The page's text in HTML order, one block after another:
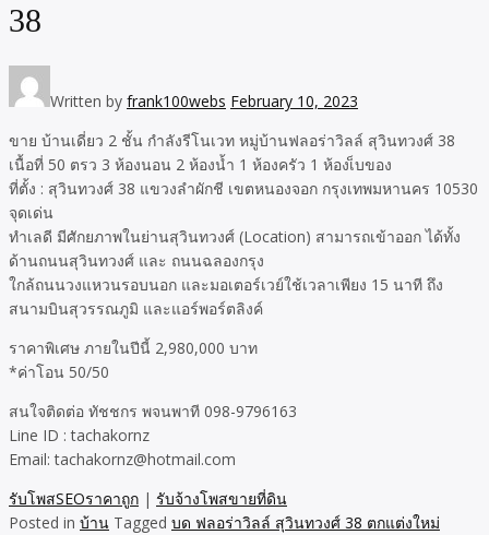
38
Written by frank100webs February 10, 2023
ขาย บ้านเดี่ยว 2 ชั้น กำลังรีโนเวท หมู่บ้านฟลอร่าวิลล์ สุวินทวงศ์ 38
เนื้อที่ 50 ตรว 3 ห้องนอน 2 ห้องน้ำ 1 ห้องครัว 1 ห้องเ็บของ
ที่ตั้ง : สุวินทวงศ์ 38 แขวงลำผักชี เขตหนองจอก กรุงเทพมหานคร 10530
จุดเด่น
ทำเลดี มีศักยภาพในย่านสุวินทวงศ์ (Location) สามารถเข้าออก ได้ทั้ง
ด้านถนนสุวินทวงศ์ และ ถนนฉลองกรุง
ใกล้ถนนวงแหวนรอบนอก และมอเตอร์เวย์ใช้เวลาเพียง 15 นาที ถึง
สนามบินสุวรรณภูมิ และแอร์พอร์ตลิงค์
ราคาพิเศษ ภายในปีนี้ 2,980,000 บาท
*ค่าโอน 50/50
สนใจติดต่อ ทัชชกร พจนพาที 098-9796163
Line ID : tachakornz
Email: tachakornz@hotmail.com
รับโพสSEOราคาถูก | รับจ้างโพสขายที่ดิน
Posted in บ้าน Tagged บด ฟลอร่าวิลล์ สุวินทวงศ์ 38 ตกแต่งใหม่